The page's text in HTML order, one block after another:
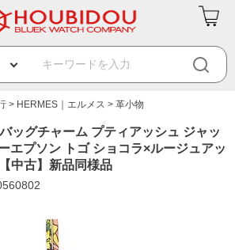
HERMES｜エルメス 革小物
ッグチャーム プティアッシュ ジャッ
エプソン トゴ ショコラ×ルージュアッ
中古】新品同様品